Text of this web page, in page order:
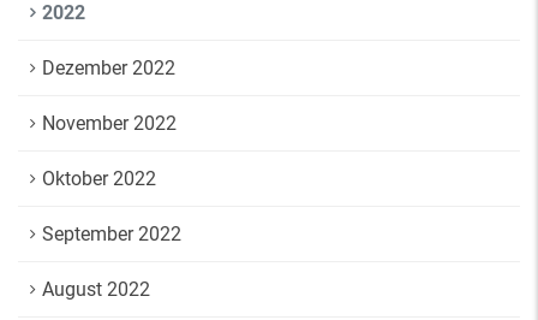
2022
Dezember 2022
November 2022
Oktober 2022
September 2022
August 2022